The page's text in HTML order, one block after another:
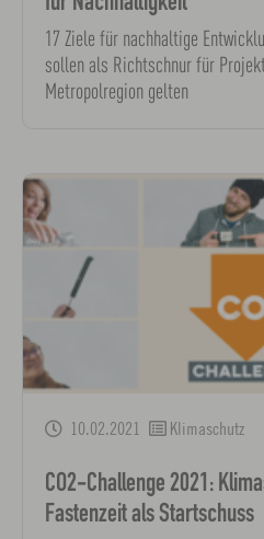
17 Ziele für nachhaltige
sollen als Richtschnur für
Metropolregion gelten
10.02.2021 Klimaschutz
CO2-Challenge 2021:
Fastenzeit als Startschuss